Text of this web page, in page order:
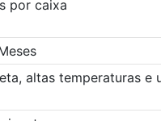
por caixa
altas temperaturas e